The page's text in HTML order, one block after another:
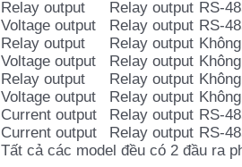
Relay output Relay output RS-
Voltage output Relay output RS-
Relay output Relay output Không
Voltage output Relay output Không
Relay output Relay output Không
Voltage output Relay output Không
Current output Relay output RS-
Current output Relay output RS-
Tất cả các model đều có 2 đầu ra